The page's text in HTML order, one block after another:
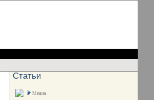
Статьи
Медиа